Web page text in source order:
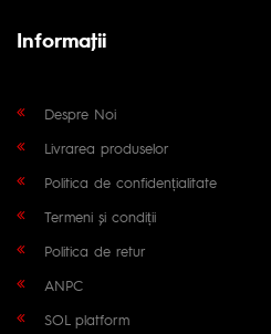
Informaţii
Despre Noi
Livrarea produselor
Politica de confidențialitate
Termeni și condiții
Politica de retur
ANPC
SOL platform